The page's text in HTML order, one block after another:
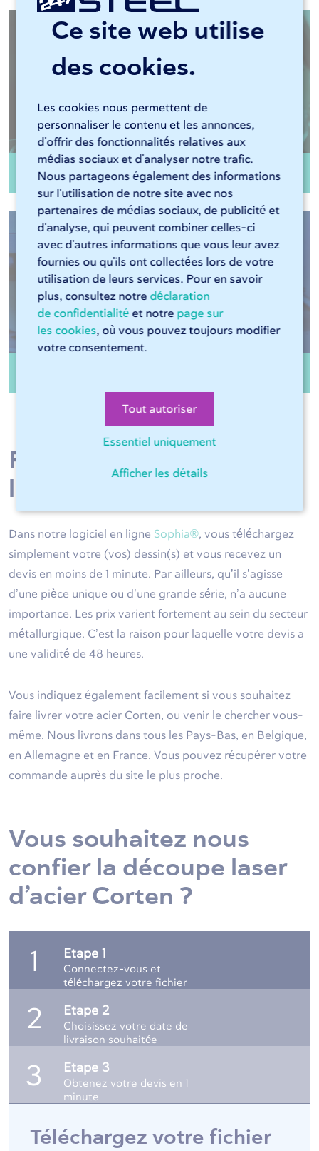
Ce site web utilise
des cookies.
Les cookies nous permettent de
personnaliser le contenu et les annonces,
d'offrir des fonctionnalités relatives aux
médias sociaux et d'analyser notre trafic.
Nous partageons également des informations
sur l'utilisation de notre site avec nos
partenaires de médias sociaux, de publicité et
d'analyse, qui peuvent combiner celles-ci
avec d'autres informations que vous leur avez
fournies ou qu'ils ont collectées lors de votre
utilisation de leurs services. Pour en savoir
plus, consultez notre déclaration
de confidentialité et notre page sur
les cookies, où vous pouvez toujours modifier
votre consentement.
Tout autoriser
Essentiel uniquement
Afficher les détails
Pliage
Prix, commande et
livraison
Dans notre logiciel en ligne Sophia®, vous téléchargez
simplement votre (vos) dessin(s) et vous recevez un
devis en moins de 1 minute. Par ailleurs, qu’il s’agisse
d’une pièce unique ou d’une grande série, n’a aucune
importance. Les prix varient fortement au sein du secteur
métallurgique. C’est la raison pour laquelle votre devis a
une validité de 48 heures.
Vous indiquez également facilement si vous souhaitez
faire livrer votre acier Corten, ou venir le chercher vous-
même. Nous livrons dans tous les Pays-Bas, en Belgique,
en Allemagne et en France. Vous pouvez récupérer votre
commande auprès du site le plus proche.
Vous souhaitez nous
confier la découpe laser
d’acier Corten ?
1 Etape 1
Connectez-vous et
téléchargez votre fichier
2 Etape 2
Choisissez votre date de
livraison souhaitée
3 Etape 3
Obtenez votre devis en 1
minute
Téléchargez votre fichier